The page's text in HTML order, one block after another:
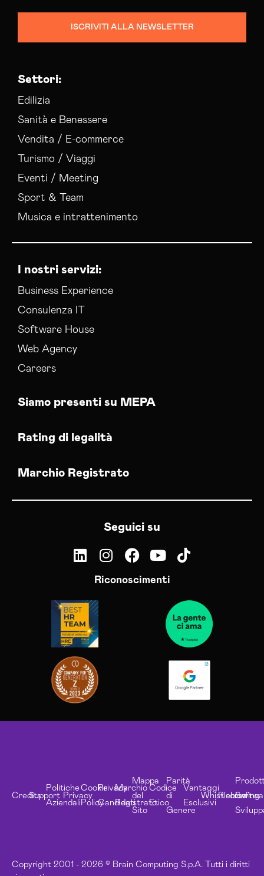
ISCRIVITI ALLA NEWSLETTER
Settori:
Edilizia
Sanità e Benessere
Vendita / E-commerce
Turismo / Viaggi
Eventi / Meeting
Sport & Team
Musica e intrattenimento
I nostri servizi:
Business Experience
Consulenza IT
Software House
Web Agency
Careers
Siamo presenti su MEPA
Rating di legalità
Marchio Registrato
Seguici su
Riconoscimenti
Copyright 2001 - 2026 © Brain Computing S.p.A. Tutti i diritti
CreditsSupport
Politiche
Aziendali
Privacy
Cookie
Policy
Privacy
Candidati
Marchio
Registrato
Mappa
del
Sito
Codice
Etico
Parità
di
Genere
Vantaggi
Esclusivi
Whistleblowing
Risorse